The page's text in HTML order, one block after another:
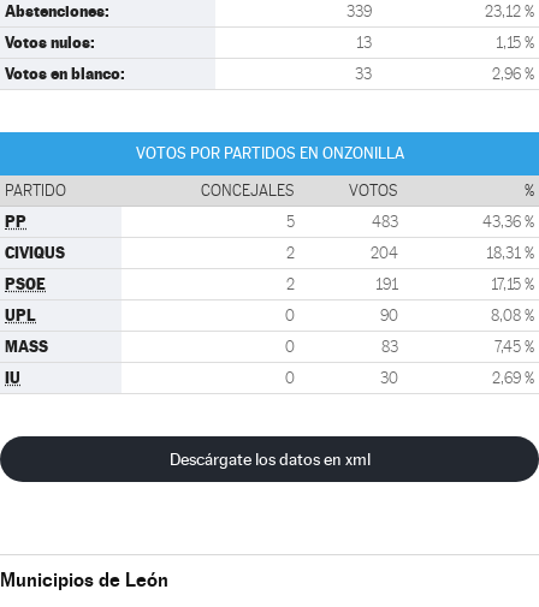
Abstenciones: 339 23,12 %
Votos nulos: 13 1,15 %
Votos en blanco: 33 2,96 %
VOTOS POR PARTIDOS EN ONZONILLA
PARTIDO CONCEJALES VOTOS %
PP 5 483 43,36 %
CIVIQUS 2 204 18,31 %
PSOE 2 191 17,15 %
UPL 0 90 8,08 %
MASS 0 83 7,45 %
IU 0 30 2,69 %
Descárgate los datos en xml
Municipios de León